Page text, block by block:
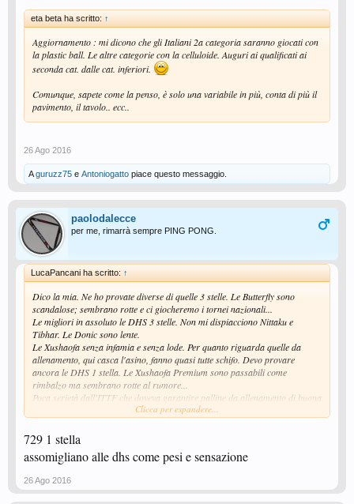
eta beta ha scritto: ↑
Aggiornamento : mi dicono che gli Italiani 2a categoria saranno giocati con
la plastic ball. Le altre categorie con la celluloide. Auguri ai qualificati ai
seconda cat. dalle cat. inferiori.
Comunque, sapete come la penso, è solo una variabile in più, conta di più il
pavimento, il tavolo.. ecc..
26 Ago 2016
Aguruzz75 e Antoniogatto piace questo messaggio.
paolodalecce
per me, rimarrà sempre PING PONG.
LucaPancani ha scritto: ↑
Dico la mia. Ne ho provate diverse di quelle 3 stelle. Le Butterfly sono
scandalose; sembrano rotte e ci giocheremo i tornei nazionali...
Le migliori in assoluto le DHS 3 stelle. Non mi dispiacciono Nittaku e
Tibhar. Le Donic sono lente.
Le Xushaofa senza infamia e senza lode. Per quanto riguarda quelle da
allenamento, qui casca l'asino, fanno quasi tutte schifo. Devo provare
ancora le DHS 1 stella. Le Xushaofa Premium sono passabili come
rimbalzo ma sembrano rotte al rumore...
Poca serietà dall'ITTF che doveva garantire palline da allenamento di buona
qualità agli stessi prezzi delle vecchie palline in celluloide.
Clicca per espandere...
729 1 stella
assomigliano alle dhs come pesi e sensazione
26 Ago 2016